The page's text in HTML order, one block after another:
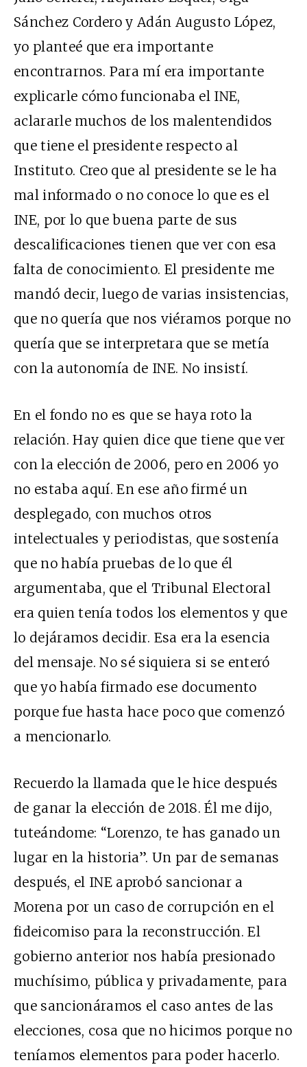
Sánchez Cordero y Adán Augusto López,
yo planteé que era importante
encontrarnos. Para mí era importante
explicarle cómo funcionaba el INE,
aclararle muchos de los malentendidos
que tiene el presidente respecto al
Instituto. Creo que al presidente se le ha
mal informado o no conoce lo que es el
INE, por lo que buena parte de sus
descalificaciones tienen que ver con esa
falta de conocimiento. El presidente me
mandó decir, luego de varias insistencias,
que no quería que nos viéramos porque no
quería que se interpretara que se metía
con la autonomía de INE. No insistí.
En el fondo no es que se haya roto la
relación. Hay quien dice que tiene que ver
con la elección de 2006, pero en 2006 yo
no estaba aquí. En ese año firmé un
desplegado, con muchos otros
intelectuales y periodistas, que sostenía
que no había pruebas de lo que él
argumentaba, que el Tribunal Electoral
era quien tenía todos los elementos y que
lo dejáramos decidir. Esa era la esencia
del mensaje. No sé siquiera si se enteró
que yo había firmado ese documento
porque fue hasta hace poco que comenzó
a mencionarlo.
Recuerdo la llamada que le hice después
de ganar la elección de 2018. Él me dijo,
tuteándome: “Lorenzo, te has ganado un
lugar en la historia”. Un par de semanas
después, el INE aprobó sancionar a
Morena por un caso de corrupción en el
fideicomiso para la reconstrucción. El
gobierno anterior nos había presionado
muchísimo, pública y privadamente, para
que sancionáramos el caso antes de las
elecciones, cosa que no hicimos porque no
teníamos elementos para poder hacerlo.